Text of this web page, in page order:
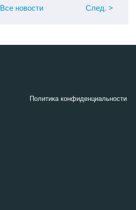
Все новости След. >
Политика конфиденциальности